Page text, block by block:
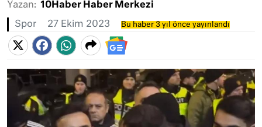
Yazan: 10Haber Haber Merkezi
Spor 27 Ekim 2023 Bu haber 3 yıl önce yayınlandı